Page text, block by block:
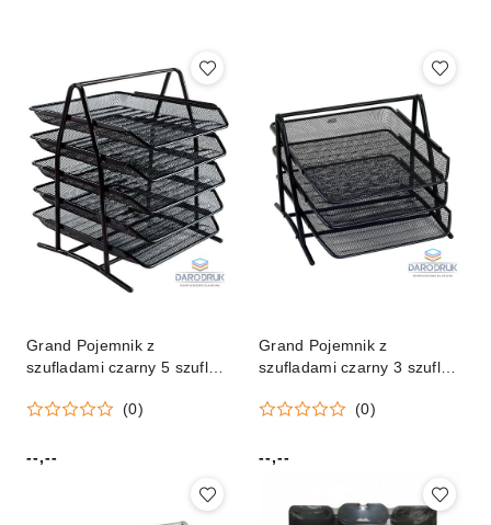
Grand Pojemnik z
szufladami czarny 5 szuflad
(GR-071)
(0)
Cena:
--,--
Grand Pojemnik z
szufladami czarny 3 szuflad
(GR-069)
(0)
Cena:
--,--